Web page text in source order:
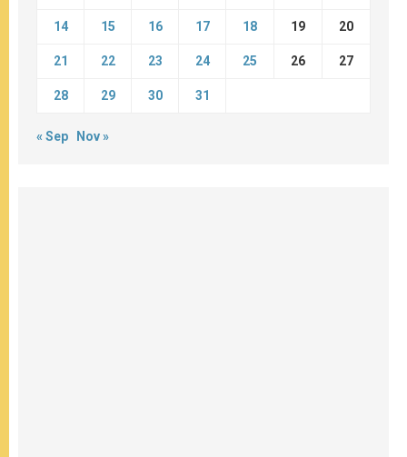
14 15 16 17 18 19 20
21 22 23 24 25 26 27
28 29 30 31
« Sep Nov »